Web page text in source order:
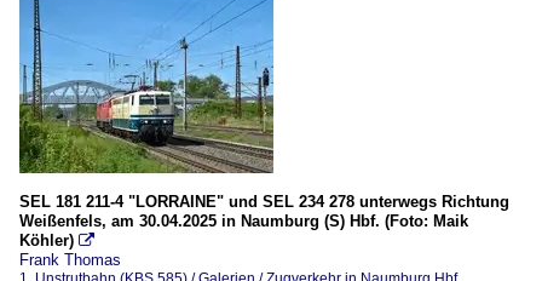
SEL 181 211-4 "LORRAINE" und SEL 234 278 unterwegs Richtung
Weißenfels, am 30.04.2025 in Naumburg (S) Hbf. (Foto: Maik
Köhler) 
Frank Thomas